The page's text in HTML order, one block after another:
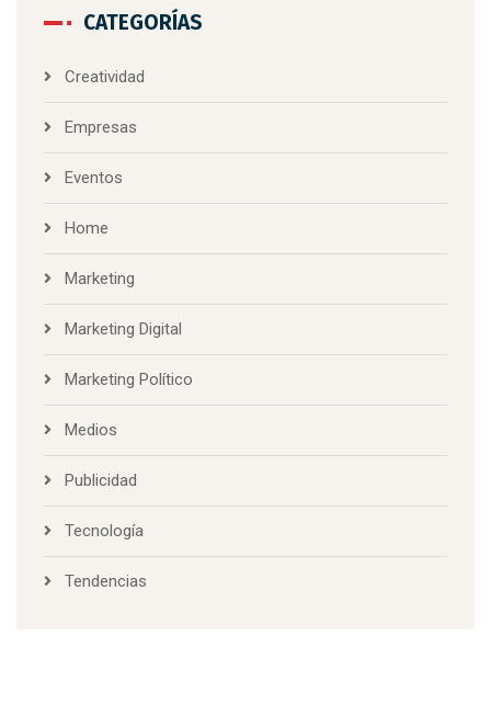
CATEGORÍAS
Creatividad
Empresas
Eventos
Home
Marketing
Marketing Digital
Marketing Político
Medios
Publicidad
Tecnología
Tendencias